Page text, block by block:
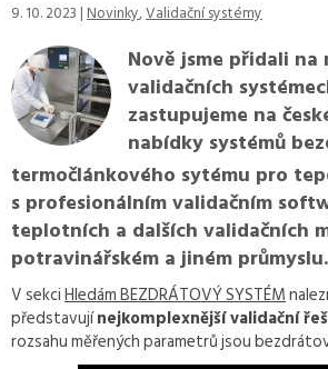
9. 10. 2023 |Novinky,Validační systémy
Nově jsme přidali na
validačních
zastupujeme na
nabídky systémů
termočlánkového sytému pro
s profesionálním validačním
teplotních a dalších validačních
potravinářském a jiném průmyslu.
V sekciHledám BEZDRÁTOVÝ SYSTÉM
představujínejkomplexnější validační
rozsahu měřených parametrů jsou